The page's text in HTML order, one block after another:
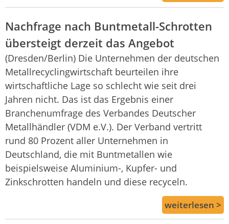
Nachfrage nach Buntmetall-Schrotten
übersteigt derzeit das Angebot
(Dresden/Berlin) Die Unternehmen der deutschen
Metallrecyclingwirtschaft beurteilen ihre
wirtschaftliche Lage so schlecht wie seit drei
Jahren nicht. Das ist das Ergebnis einer
Branchenumfrage des Verbandes Deutscher
Metallhändler (VDM e.V.). Der Verband vertritt
rund 80 Prozent aller Unternehmen in
Deutschland, die mit Buntmetallen wie
beispielsweise Aluminium-, Kupfer- und
Zinkschrotten handeln und diese recyceln.
weiterlesen >